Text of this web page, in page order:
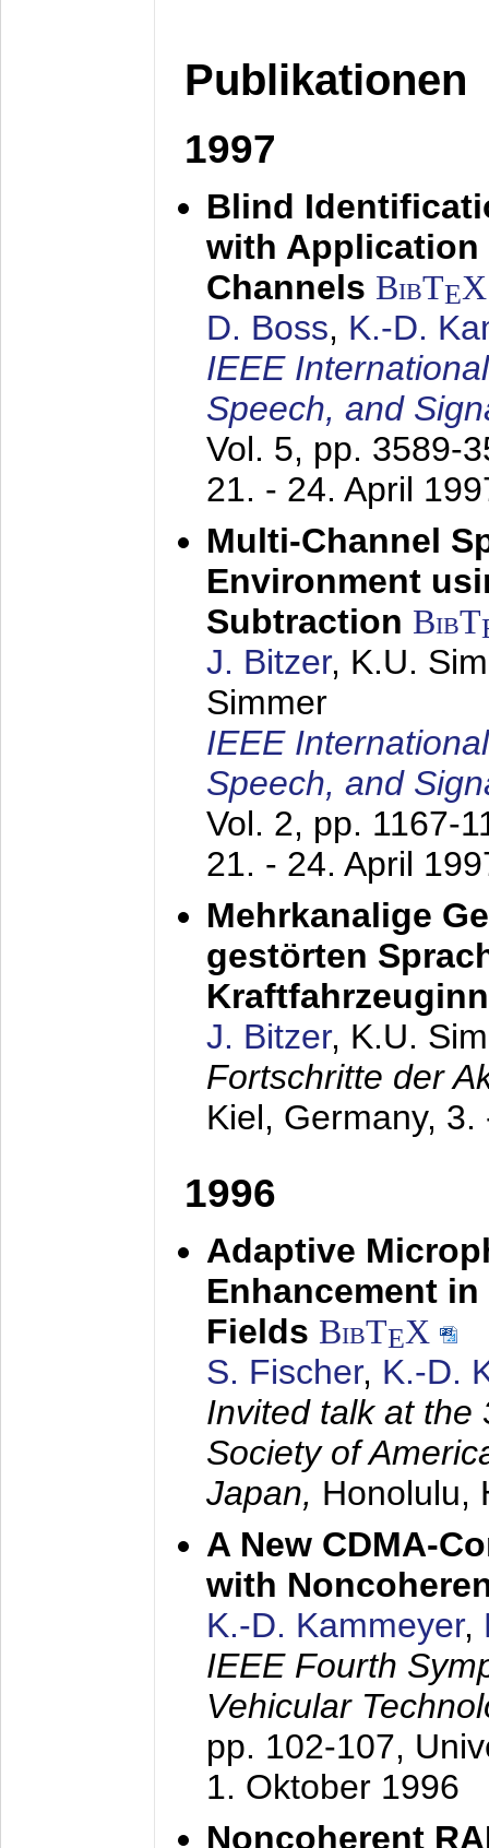
Publikationen
1997
Blind
with Application
Channels BibTEX
D. Boss, K.-D.
IEEE
Speech, and
Vol. 5, pp. 3589-
21. - 24. April
Multi-Channel
Environment
Subtraction BibT
J. Bitzer, K.U.
Simmer
IEEE
Speech, and
Vol. 2, pp. 1167-
21. - 24. April
Mehrkanalige
gestörten
J. Bitzer, K.U.
Fortschritte der
Kiel, Germany, 3.
1996
Adaptive
Enhancement
Fields BibTEX
S. Fischer, K.-D.
Invited talk at the
Society of
Japan, Honolulu,
A New CDMA-
with
K.-D. Kammeyer,
IEEE Fourth
Vehicular
pp. 102-107,
1. Oktober 1996
Noncoherent